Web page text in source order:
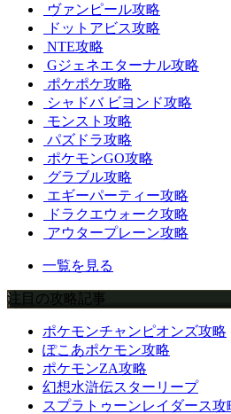
ヴァンピール攻略
ドットアビス攻略
NTE攻略
Gジェネエターナル攻略
ポケポケ攻略
シャドバ ビヨンド攻略
モンスト攻略
パズドラ攻略
ポケモンGO攻略
グラブル攻略
エギーパーティー攻略
ドラクエウォーク攻略
アウタープレーン攻略
一覧を見る
注目の攻略記事
ポケモンチャンピオンズ攻略
ぽこあポケモン攻略
ポケモンZA攻略
幻想水滸伝スターリープ
スプラトゥーンレイダース攻